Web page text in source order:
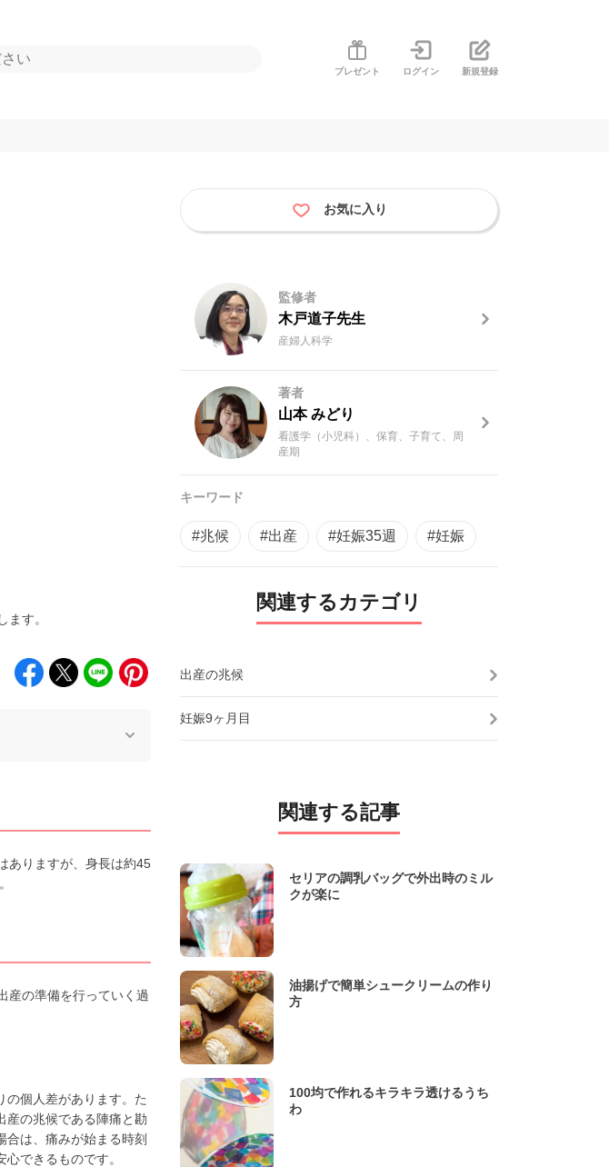
プレゼント ログイン 新規登録
す。
ありますが、身長は約45
産の準備を行っていく過
の個人差があります。た
産の兆候である陣痛と勘
は、痛みが始まる時刻
できるものです。
お気に入り
監修者
木戸道子先生
産婦人科学
著者
山本 みどり
看護学（小児科）、保育、子育て、周
産期
キーワード
#兆候 #出産 #妊娠35週 #妊娠
関連するカテゴリ
出産の兆候
妊娠9ヶ月目
関連する記事
セリアの調乳バッグで外出時のミル
クが楽に
油揚げで簡単シュークリームの作り
方
100均で作れるキラキラ透けるうち
わ